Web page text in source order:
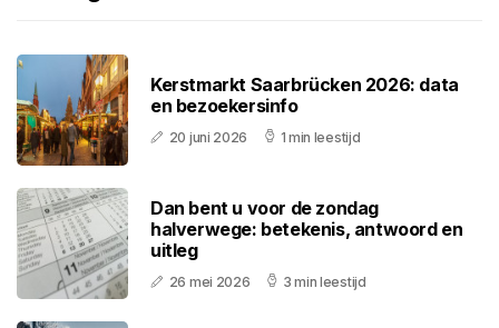
Kerstmarkt Saarbrücken 2026: data
en bezoekersinfo
20 juni 2026 1 min leestijd
Dan bent u voor de zondag
halverwege: betekenis, antwoord en
uitleg
26 mei 2026 3 min leestijd